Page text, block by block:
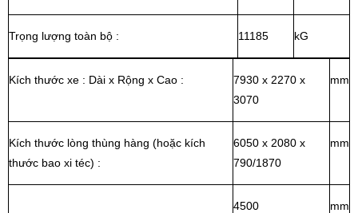
Trọng lượng toàn bộ : 11185 kG
Kích thước xe : Dài x Rộng x Cao :
7930 x 2270 x
3070
mm
Kích thước lòng thùng hàng (hoặc kích
thước bao xi téc) :
6050 x 2080 x
790/1870
mm
4500 mm